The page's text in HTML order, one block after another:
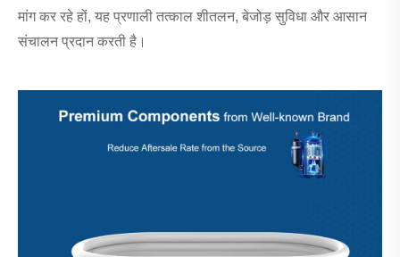
मांग कर रहे हों, यह प्रणाली तत्काल शीतलन, बेजोड़ सुविधा और आसान
संचालन प्रदान करती है।